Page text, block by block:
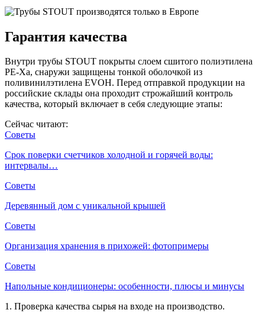
Гарантия качества
Внутри трубы STOUT покрыты слоем сшитого полиэтилена
PE-Xa, снаружи защищены тонкой оболочкой из
поливинилэтилена EVOH. Перед отправкой продукции на
российские склады она проходит строжайший контроль
качества, который включает в себя следующие этапы:
Сейчас читают:
Советы
Срок поверки счетчиков холодной и горячей воды:
интервалы…
Советы
Деревянный дом с уникальной крышей
Советы
Организация хранения в прихожей: фотопримеры
Советы
Напольные кондиционеры: особенности, плюсы и минусы
1. Проверка качества сырья на входе на производство.